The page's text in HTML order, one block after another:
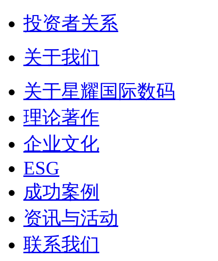
投资者关系
关于我们
关于星耀国际数码
理论著作
企业文化
ESG
成功案例
资讯与活动
联系我们